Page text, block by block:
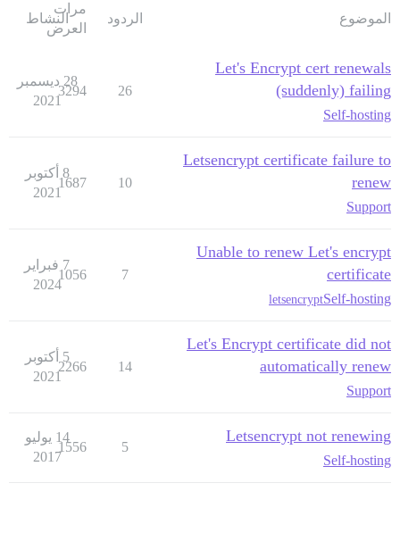
الموضوع الردود
مرات
العرض
النشاط
Let's Encrypt cert renewals
(suddenly) failing
Self-hosting
26
3294
28 ديسمبر
2021
Letsencrypt certificate failure to
renew
Support
10
1687
8 أكتوبر
2021
Unable to renew Let's encrypt
certificate
Self-hosting
letsencrypt
7
1056
7 فبراير
2024
Let's Encrypt certificate did not
automatically renew
Support
14
2266
5 أكتوبر
2021
Letsencrypt not renewing
Self-hosting
5
1556
14 يوليو
2017